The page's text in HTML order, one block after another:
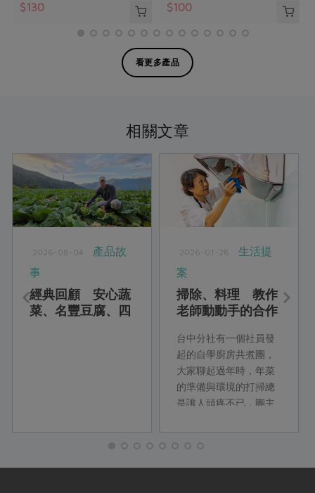
$130 $100
看更多產品
相關文章
2026-08-04
產品故
事
經典回顧 安心蔬
菜、名豐豆腐、四
2026-01-28
生活提
案
掃除、料理 教作
老師動動手的合作
台中分社有一個社員發
起的自學廚房共煮團，
大家聊起過年時，年菜
的準備與環境的打掃總
是讓人頭疼不已，團主
享她年節常做的芋頭
汙的利器幫大夥兒省時